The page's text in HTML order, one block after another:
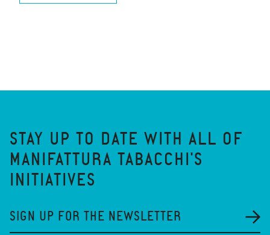
STAY UP TO DATE WITH ALL OF
MANIFATTURA TABACCHI'S
INITIATIVES
SIGN UP FOR THE NEWSLETTER